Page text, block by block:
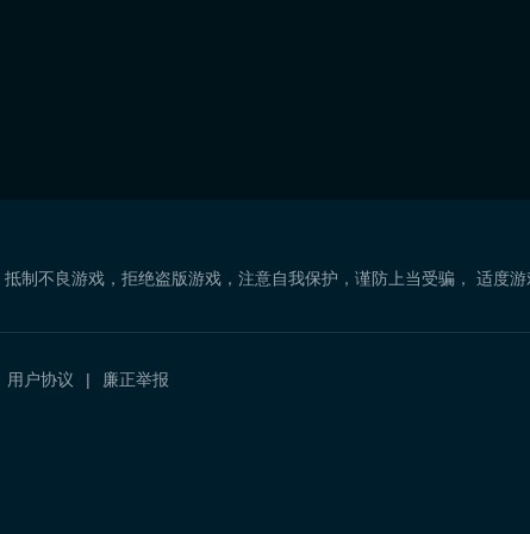
制不良游戏，拒绝盗版游戏，注意自我保护，谨防上当受骗， 适度
用户协议 廉正举报